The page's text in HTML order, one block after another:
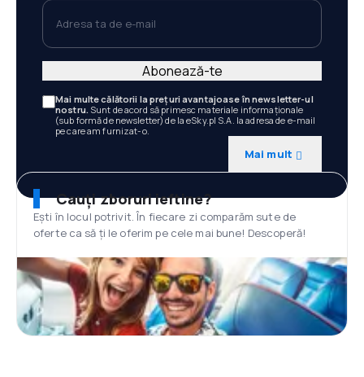
Adresa ta de e-mail
Mai multe călătorii la prețuri avantajoase în newsletter-ul
nostru. Sunt de acord să primesc materiale informaționale
(sub formă de newsletter) de la eSky.pl S.A. la adresa de e-mail
pe care am furnizat-o.
Mai mult
Abonează-te
Cauți zboruri ieftine?
Ești în locul potrivit. În fiecare zi comparăm sute de
oferte ca să ți le oferim pe cele mai bune! Descoperă!